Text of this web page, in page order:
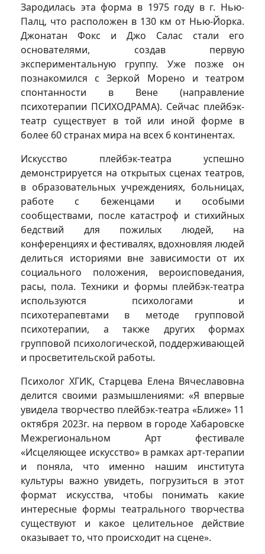
Зародилась эта форма в 1975 году в г. Нью-
Палц, что расположен в 130 км от Нью-Йорка.
Джонатан Фокс и Джо Салас стали его
основателями, создав первую
экспериментальную группу. Уже позже он
познакомился с Зеркой Морено и театром
спонтанности в Вене (направление
психотерапии ПСИХОДРАМА). Сейчас плейбэк-
театр существует в той или иной форме в
более 60 странах мира на всех 6 континентах.
Искусство плейбэк-театра успешно
демонстрируется на открытых сценах театров,
в образовательных учреждениях, больницах,
работе с беженцами и особыми
сообществами, после катастроф и стихийных
бедствий для пожилых людей, на
конференциях и фестивалях, вдохновляя людей
делиться историями вне зависимости от их
социального положения, вероисповедания,
расы, пола. Техники и формы плейбэк-театра
используются психологами и
психотерапевтами в методе групповой
психотерапии, а также других формах
групповой психологической, поддерживающей
и просветительской работы.
Психолог ХГИК, Старцева Елена Вячеславовна
делится своими размышлениями: «Я впервые
увидела творчество плейбэк-театра «Ближе» 11
октября 2023г. на первом в городе Хабаровске
Межрегиональном Арт фестивале
«Исцеляющее искусство» в рамках арт-терапии
и поняла, что именно нашим института
культуры важно увидеть, погрузиться в этот
формат искусства, чтобы понимать какие
интересные формы театрального творчества
существуют и какое целительное действие
оказывает то, что происходит на сцене».